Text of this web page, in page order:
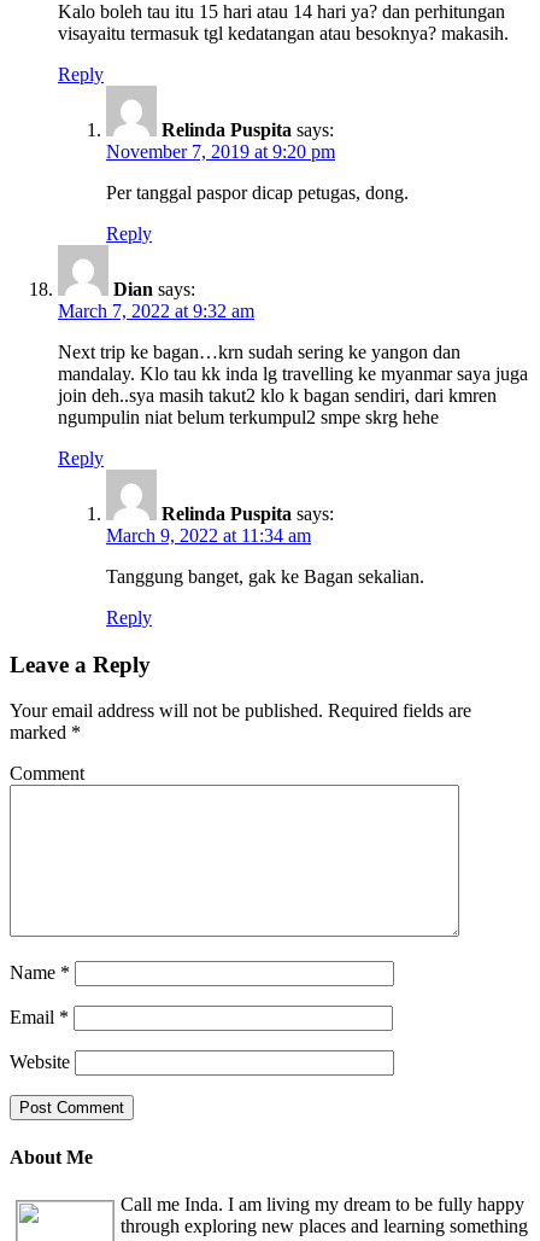
Kalo boleh tau itu 15 hari atau 14 hari ya? dan perhitungan
visayaitu termasuk tgl kedatangan atau besoknya? makasih.
Reply
Relinda Puspita says:
November 7, 2019 at 9:20 pm
Per tanggal paspor dicap petugas, dong.
Reply
Dian says:
March 7, 2022 at 9:32 am
Next trip ke bagan…krn sudah sering ke yangon dan
mandalay. Klo tau kk inda lg travelling ke myanmar saya juga
join deh..sya masih takut2 klo k bagan sendiri, dari kmren
ngumpulin niat belum terkumpul2 smpe skrg hehe
Reply
Relinda Puspita says:
March 9, 2022 at 11:34 am
Tanggung banget, gak ke Bagan sekalian.
Reply
Leave a Reply
Your email address will not be published. Required fields are
marked *
Comment
Name *
Email *
Website
About Me
Call me Inda. I am living my dream to be fully happy
through exploring new places and learning something